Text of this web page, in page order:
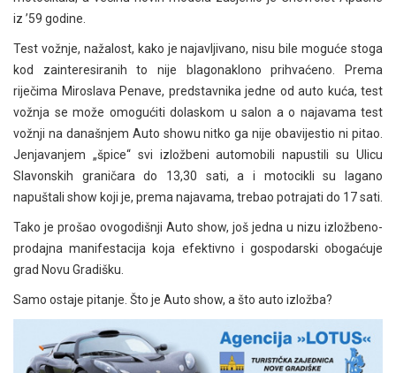
iz ’59 godine.
Test vožnje, nažalost, kako je najavljivano, nisu bile moguće stoga
kod zainteresiranih to nije blagonaklono prihvaćeno. Prema
riječima Miroslava Penave, predstavnika jedne od auto kuća, test
vožnja se može omogućiti dolaskom u salon a o najavama test
vožnji na današnjem Auto showu nitko ga nije obavijestio ni pitao.
Jenjavanjem „špice“ svi izložbeni automobili napustili su Ulicu
Slavonskih graničara do 13,30 sati, a i motocikli su lagano
napuštali show koji je, prema najavama, trebao potrajati do 17 sati.
Tako je prošao ovogodišnji Auto show, još jedna u nizu izložbeno-
prodajna manifestacija koja efektivno i gospodarski obogaćuje
grad Novu Gradišku.
Samo ostaje pitanje. Što je Auto show, a što auto izložba?